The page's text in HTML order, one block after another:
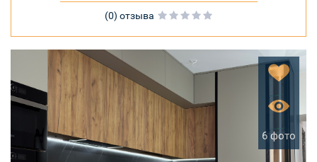
(0) отзыва
6 фото